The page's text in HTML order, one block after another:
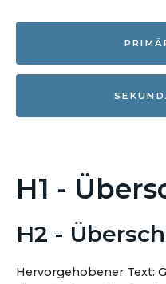
H1 -
H2 -
Hervorgehobener Text: